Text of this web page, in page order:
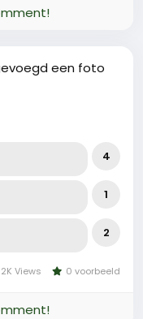
een foto
4
1
2
Views 0 voorbeeld